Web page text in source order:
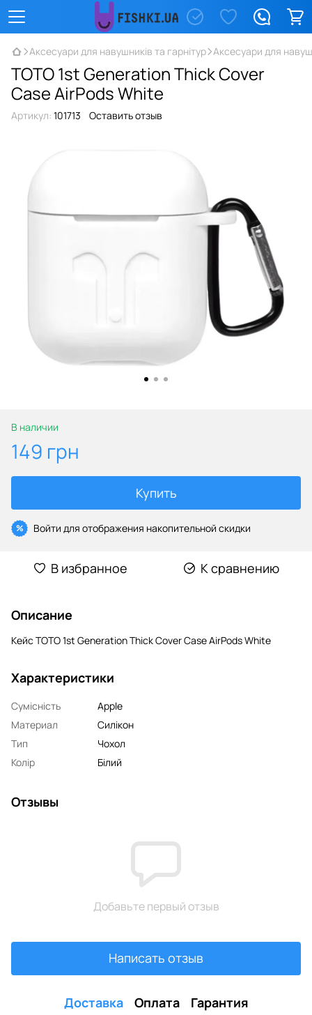
Аксесуари для навушників та гарнітур Аксесуари для
TOTO 1st Generation Thick Cover
Case AirPods White
Артикул: 101713 Оставить отзыв
В наличии
149 грн
Купить
% Войти для отображения накопительной скидки
В избранное К сравнению
Описание
Кейс TOTO 1st Generation Thick Cover Case AirPods White
Характеристики
Сумісність
Apple
Материал
Силікон
Тип
Чохол
Колір
Білий
Отзывы
Добавьте первый отзыв
Написать отзыв
Доставка Оплата Гарантия